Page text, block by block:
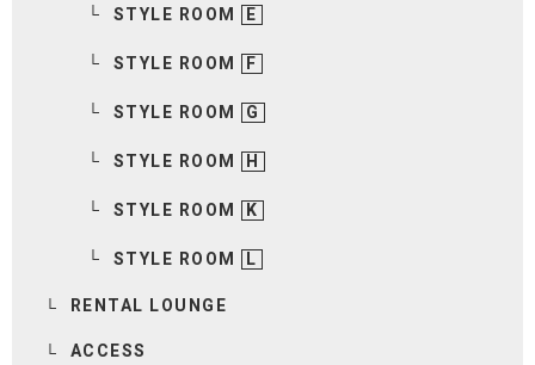
STYLE ROOM E
STYLE ROOM F
STYLE ROOM G
STYLE ROOM H
STYLE ROOM K
STYLE ROOM L
RENTAL LOUNGE
ACCESS